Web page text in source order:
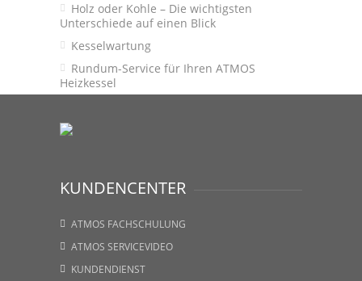
Holz oder Kohle – Die wichtigsten
Unterschiede auf einen Blick
Kesselwartung
Rundum-Service für Ihren ATMOS
Heizkessel
KUNDENCENTER
ATMOS FACHSCHULUNG
ATMOS SERVICEVIDEO
KUNDENDIENST